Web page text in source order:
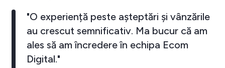
"O experiență peste așteptări și vânzările
au crescut semnificativ. Ma bucur că am
ales să am încredere în echipa Ecom
Digital."